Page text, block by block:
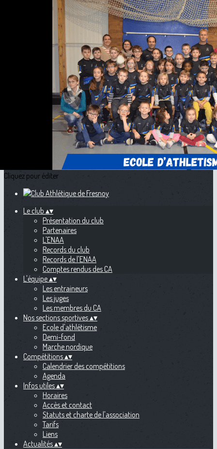
Exporter les lignes sélectionnées
Exporter toutes les colonnes
Exporter uniquement les colonnes affichées
Présentation du club
Records du club
Records de l'ENAA
Comptes rendus des CA
Ajoutez un logo, un bouton, des réseaux sociaux
Cliquez pour éditer
Le club ▴▾
Présentation du club
Partenaires
L'ENAA
Records du club
Records de l'ENAA
Comptes rendus des CA
L'équipe▴▾
Les entraineurs
Les juges
Les membres du CA
Nos sections sportives▴▾
Ecole d'athlétisme
Demi-fond
Marche nordique
Compétitions▴▾
Calendrier des compétitions
Agenda
Infos utiles▴▾
Horaires
Accès et contact
Statuts et charte de l'association
Tarifs
Liens
Actualités▴▾